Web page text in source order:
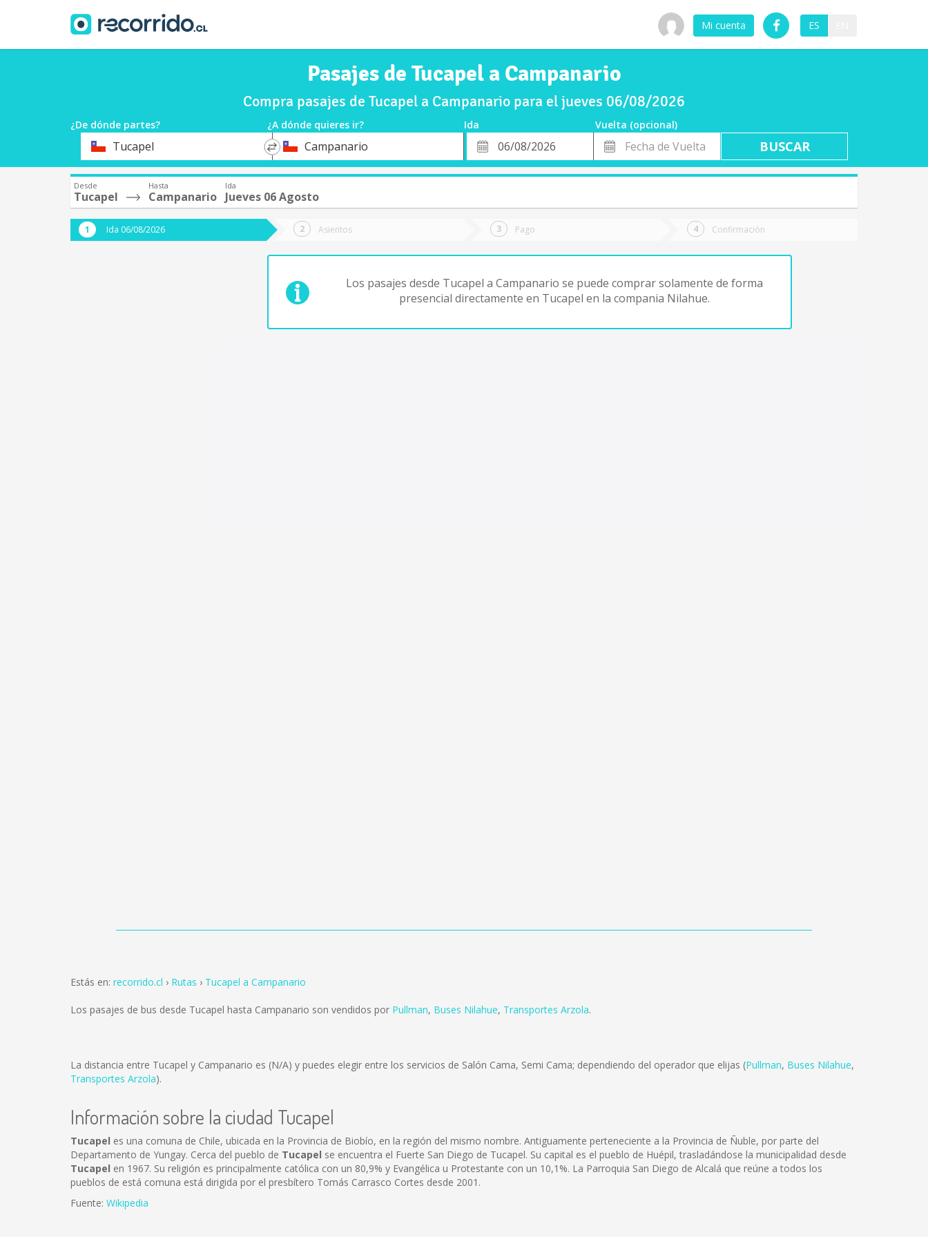
Mi cuenta ES
Pasajes de Tucapel a Campanario
Compra pasajes de Tucapel a Campanario para el jueves 06/08/2026
¿De dónde partes? ¿A dónde quieres ir? Ida
Vuelta (opcional)
Origen Tucapel
*
DestinoCampanario
Fecha
de
Fecha
de
Vuelta
Desde
Tucapel
Hasta
Campanario
Ida
Jueves 06 Agosto
Ida 06/08/2026 Asientos Pago Confirmación
Los pasajes desde Tucapel a Campanario se puede comprar solamente de forma
presencial directamente en Tucapel en la compania Nilahue.
Estás en: recorrido.cl Rutas Tucapel a Campanario
Los pasajes de bus desde Tucapel hasta Campanario son vendidos por Pullman, Buses Nilahue, Transportes Arzola.
La distancia entre Tucapel y Campanario es (N/A) y puedes elegir entre los servicios de Salón Cama, Semi Cama; dependiendo del operador que elijas (Pullman, Buses Nilahue,
Transportes Arzola).
Información sobre la ciudad Tucapel
Tucapel es una comuna de Chile, ubicada en la Provincia de Biobío, en la región del mismo nombre. Antiguamente perteneciente a la Provincia de Ñuble, por parte del
Departamento de Yungay. Cerca del pueblo de Tucapel se encuentra el Fuerte San Diego de Tucapel. Su capital es el pueblo de Huépil, trasladándose la municipalidad desde
Tucapel en 1967. Su religión es principalmente católica con un 80,9% y Evangélica u Protestante con un 10,1%. La Parroquia San Diego de Alcalá que reúne a todos los
pueblos de está comuna está dirigida por el presbítero Tomás Carrasco Cortes desde 2001.
Fuente: Wikipedia